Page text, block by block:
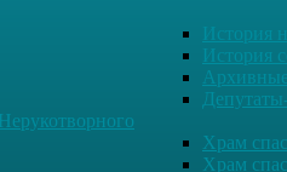
История
История
Храм
Храм